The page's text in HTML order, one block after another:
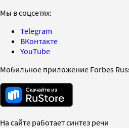
Мы в соцсетях:
Telegram
ВКонтакте
YouTube
Мобильное приложение Forbes
На сайте работает синтез речи